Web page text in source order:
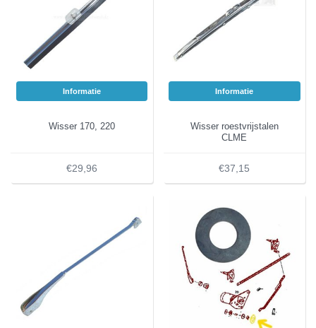
Informatie
Wisser 170, 220
€29,96
Informatie
Wisser roestvrijstalen
CLME
€37,15